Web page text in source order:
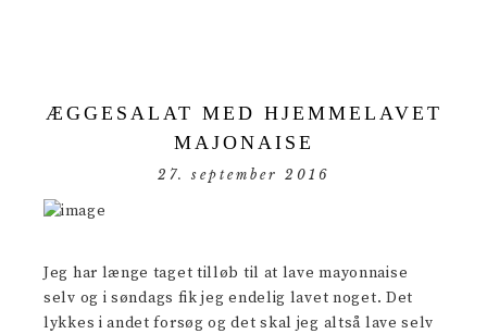
ÆGGESALAT MED HJEMMELAVET
MAJONAISE
27. september 2016
Jeg har længe taget tilløb til at lave mayonnaise
selv og i søndags fik jeg endelig lavet noget. Det
lykkes i andet forsøg og det skal jeg altså lave selv